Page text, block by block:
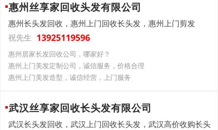
惠州丝享家回收头发有限公司
惠州长头发回收，惠州上门回收长头发，惠州上门剪发
祝先生 13925119596
惠州居家长发回收公司，哪家好？
惠州上门美发定制公司，诚信服务，价格合理
惠州上门美发造型，诚信经营，上门服务
武汉丝享家回收长头发有限公司
武汉长头发回收，武汉上门回收长头发，武汉高价收购长头